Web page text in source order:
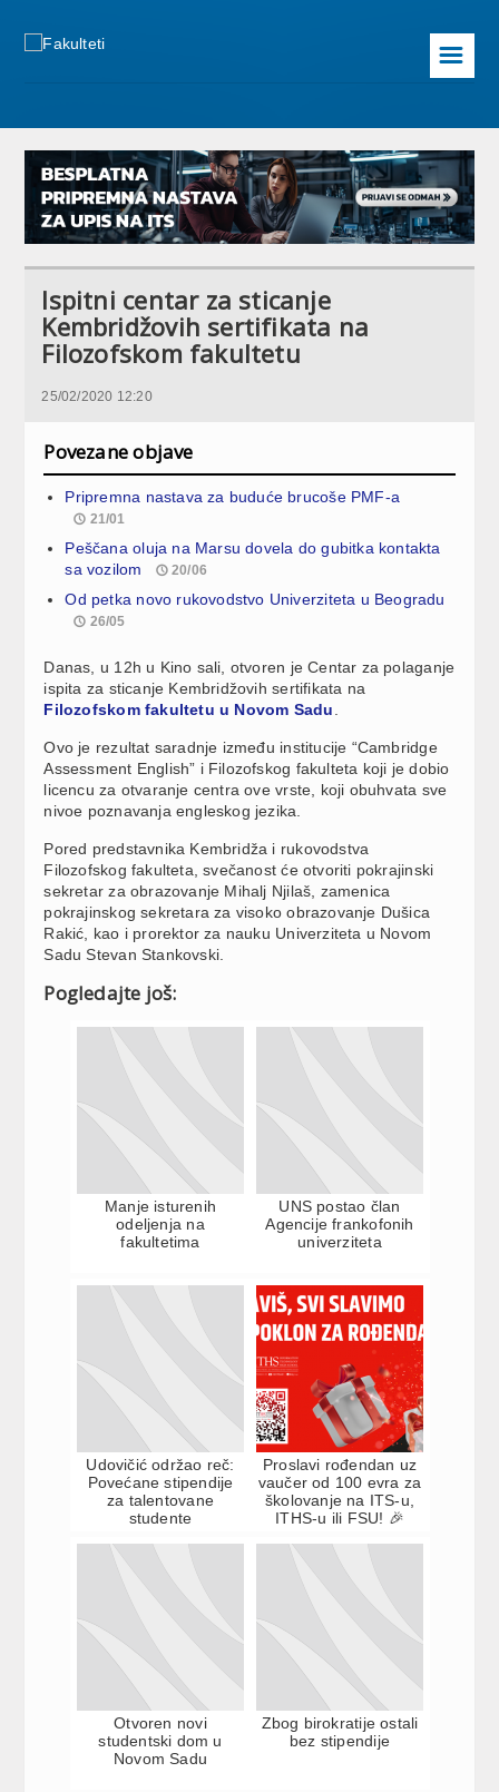
☰
Ispitni centar za sticanje
Kembridžovih sertifikata na
Filozofskom fakultetu
25/02/2020 12:20
Povezane objave
Pripremna nastava za buduće brucoše PMF-a
21/01
Peščana oluja na Marsu dovela do gubitka kontakta
sa vozilom
20/06
Od petka novo rukovodstvo Univerziteta u Beogradu
26/05
Danas, u 12h u Kino sali, otvoren je Centar za polaganje
ispita za sticanje Kembridžovih sertifikata na
Filozofskom fakultetu u Novom Sadu
Ovo je rezultat saradnje između institucije “Cambridge
Assessment English” i Filozofskog fakulteta koji je dobio
licencu za otvaranje centra ove vrste, koji obuhvata sve
nivoe poznavanja engleskog jezika.
Pored predstavnika Kembridža i rukovodstva
Filozofskog fakulteta, svečanost će otvoriti pokrajinski
sekretar za obrazovanje Mihalj Njilaš, zamenica
pokrajinskog sekretara za visoko obrazovanje Dušica
Rakić, kao i prorektor za nauku Univerziteta u Novom
Sadu Stevan Stankovski.
Pogledajte još:
Manje isturenih
odeljenja na
fakultetima
UNS postao član
Agencije frankofonih
univerziteta
Udovičić održao reč:
Povećane stipendije
za talentovane
studente
Proslavi rođendan uz
vaučer od 100 evra za
školovanje na ITS-u,
ITHS-u ili FSU! 🎉
Otvoren novi
studentski dom u
Novom Sadu
Zbog birokratije ostali
bez stipendije